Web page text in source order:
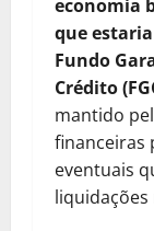
economia
que
Fundo
Crédito
mantido
financeiras
eventuais
liquidações